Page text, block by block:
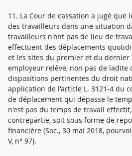
11. La Cour de cassation a jugé
des travailleurs dans une situation
travailleurs n'ont pas de lieu de
effectuent des déplacements
et les sites du premier et du
employeur relève, non pas de ladite
dispositions pertinentes du droit
application de l'article L. 3121-4 du
de déplacement qui dépasse le
n'est pas du temps de travail
contrepartie, soit sous forme de
financière (Soc., 30 mai 2018,
V, n° 97).